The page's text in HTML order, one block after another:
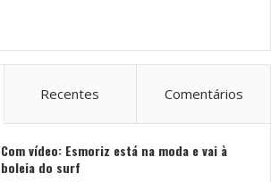
Recentes Comentários
Com vídeo: Esmoriz está na moda e vai à
boleia do surf